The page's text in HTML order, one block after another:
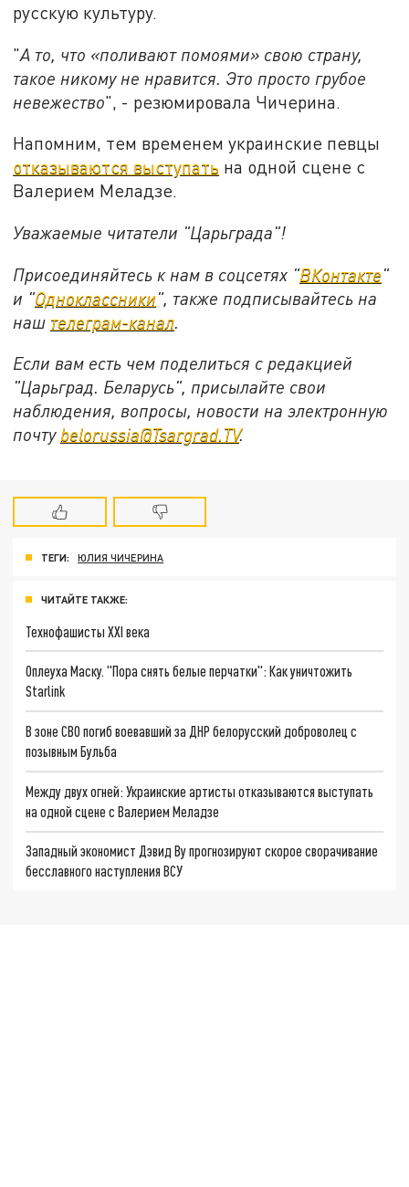
русскую культуру.
"А то, что «поливают помоями» свою страну,
такое никому не нравится. Это просто грубое
невежество", - резюмировала Чичерина.
Напомним, тем временем украинские певцы
отказываются выступать на одной сцене с
Валерием Меладзе.
Уважаемые читатели "Царьграда"!
Присоединяйтесь к нам в соцсетях "ВКонтакте"
и "Одноклассники", также подписывайтесь на
наш телеграм-канал
Если вам есть чем поделиться с редакцией
"Царьград. Беларусь", присылайте свои
наблюдения, вопросы, новости на электронную
почту belorussia@Tsargrad.TV.
ТЕГИ: ЮЛИЯ ЧИЧЕРИНА
ЧИТАЙТЕ ТАКЖЕ:
Технофашисты XXI века
Оплеуха Маску. "Пора снять белые перчатки": Как уничтожить
Starlink
В зоне СВО погиб воевавший за ДНР белорусский доброволец с
позывным Бульба
Между двух огней: Украинские артисты отказываются выступать
на одной сцене с Валерием Меладзе
Западный экономист Дэвид Ву прогнозируют скорое сворачивание
бесславного наступления ВСУ